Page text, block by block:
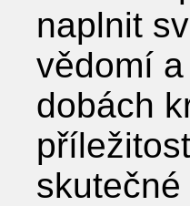
naplnit
vědomí
dobách